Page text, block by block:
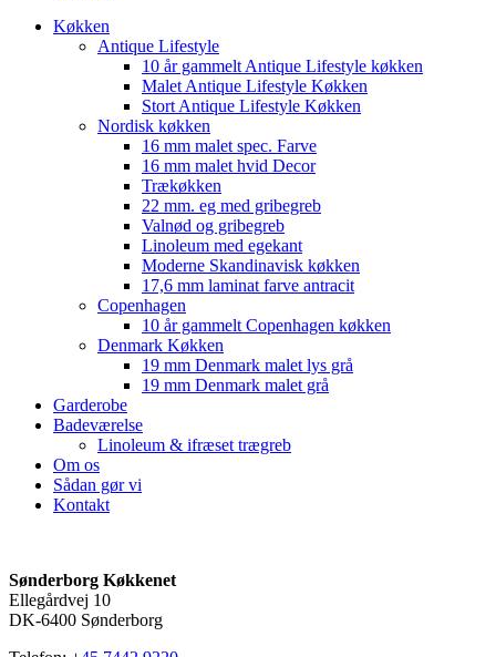
Køkken
Antique Lifestyle
10 år gammelt Antique Lifestyle køkken
Malet Antique Lifestyle Køkken
Stort Antique Lifestyle Køkken
Nordisk køkken
16 mm malet spec. Farve
16 mm malet hvid Decor
Trækøkken
22 mm. eg med gribegreb
Valnød og gribegreb
Linoleum med egekant
Moderne Skandinavisk køkken
17,6 mm laminat farve antracit
Copenhagen
10 år gammelt Copenhagen køkken
Denmark Køkken
19 mm Denmark malet lys grå
19 mm Denmark malet grå
Garderobe
Badeværelse
Linoleum & ifræset trægreb
Om os
Sådan gør vi
Kontakt
Sønderborg Køkkenet
Ellegårdvej 10
DK-6400 Sønderborg